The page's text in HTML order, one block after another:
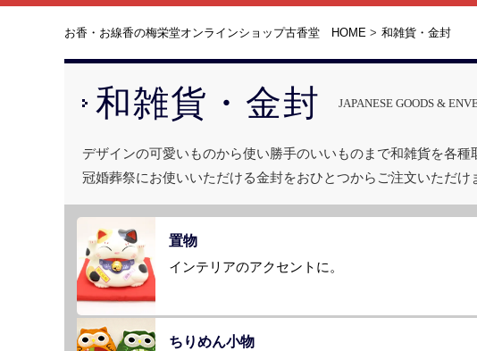
お香・お線香の梅栄堂オンラインショップ古香堂 HOME > 和雑貨・金封
和雑貨・金封 JAPANESE GOODS &
デザインの可愛いものから使い勝手のいいものまで和雑貨を各種
冠婚葬祭にお使いいただける金封をおひとつからご注文いただけ
置物
インテリアのアクセントに。
ちりめん小物